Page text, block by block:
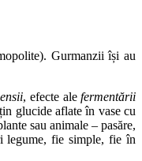
Gurmanzii își au
, efecte alefermentării
glucide aflate în vase cu
sau animale – pasăre,
fie simple, fie în